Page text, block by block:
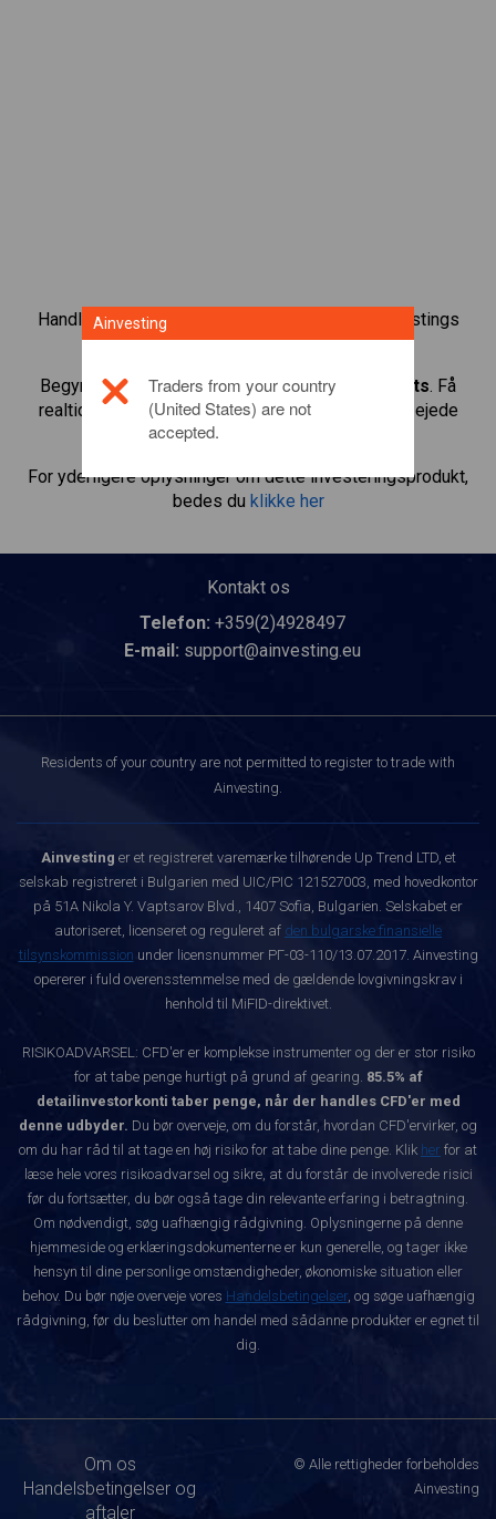
Handl over 1.000 internationale aktier med Ainvestings
CFD-handelsplatform.
Begynd at handle CFD’er medTexas Instruments. Få
realtidskurser og aktieudbytte, som hvis du selv ejede
For yderligere oplysninger om dette investeringsprodukt,
bedes du klikke her
Kontakt os
Telefon: +359(2)4928497
E-mail: support@ainvesting.eu
Residents of your country are not permitted to register to trade with
Ainvesting.
Ainvesting er et registreret varemærke tilhørende Up Trend LTD, et
selskab registreret i Bulgarien med UIC/PIC 121527003, med hovedkontor
på 51A Nikola Y. Vaptsarov Blvd., 1407 Sofia, Bulgarien. Selskabet er
autoriseret, licenseret og reguleret af den bulgarske finansielle
tilsynskommission under licensnummer РГ-03-110/13.07.2017. Ainvesting
opererer i fuld overensstemmelse med de gældende lovgivningskrav i
henhold til MiFID-direktivet.
RISIKOADVARSEL: CFD'er er komplekse instrumenter og der er stor risiko
for at tabe penge hurtigt på grund af gearing. 85.5% af
detailinvestorkonti taber penge, når der handles CFD'er med
denne udbyder. Du bør overveje, om du forstår, hvordan CFD'ervirker, og
om du har råd til at tage en høj risiko for at tabe dine penge. Klik her for at
læse hele vores risikoadvarsel og sikre, at du forstår de involverede risici
før du fortsætter, du bør også tage din relevante erfaring i betragtning.
Om nødvendigt, søg uafhængig rådgivning. Oplysningerne på denne
hjemmeside og erklæringsdokumenterne er kun generelle, og tager ikke
hensyn til dine personlige omstændigheder, økonomiske situation eller
behov. Du bør nøje overveje vores Handelsbetingelser, og søge uafhængig
rådgivning, før du beslutter om handel med sådanne produkter er egnet til
dig.
Om os
Handelsbetingelser og
aftaler
© Alle rettigheder forbeholdes
Ainvesting
Ainvesting
Traders from your country
(United States) are not
accepted.